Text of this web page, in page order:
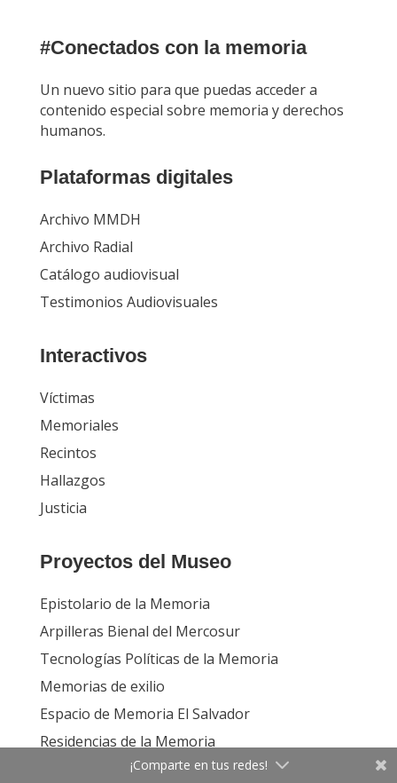
#Conectados con la memoria
Un nuevo sitio para que puedas acceder a
contenido especial sobre memoria y derechos
humanos.
Plataformas digitales
Archivo MMDH
Archivo Radial
Catálogo audiovisual
Testimonios Audiovisuales
Interactivos
Víctimas
Memoriales
Recintos
Hallazgos
Justicia
Proyectos del Museo
Epistolario de la Memoria
Arpilleras Bienal del Mercosur
Tecnologías Políticas de la Memoria
Memorias de exilio
Espacio de Memoria El Salvador
Residencias de la Memoria
¡Comparte en tus redes!